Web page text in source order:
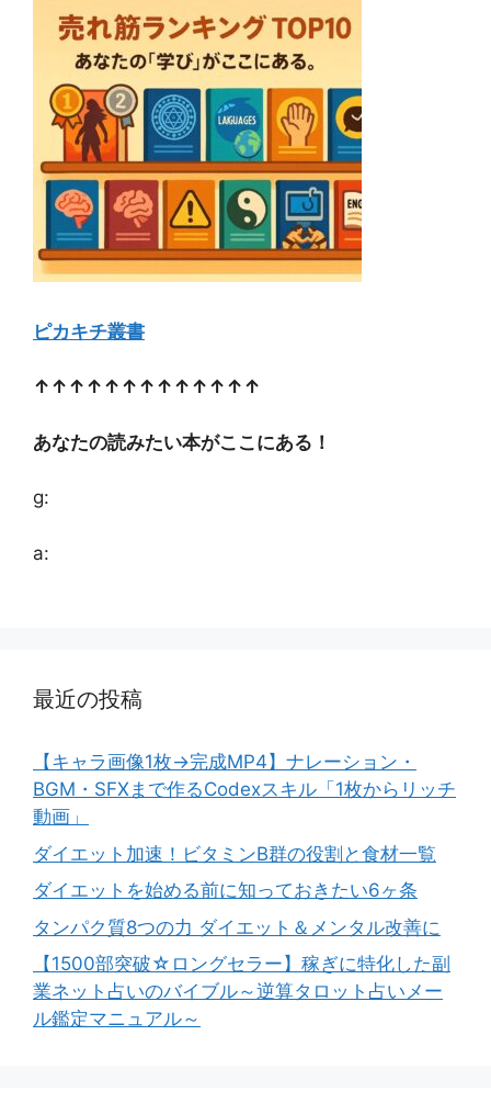
ピカキチ叢書
↑↑↑↑↑↑↑↑↑↑↑↑↑
あなたの読みたい本がここにある！
g:
a:
最近の投稿
【キャラ画像1枚→完成MP4】ナレーション・
BGM・SFXまで作るCodexスキル「1枚からリッチ
動画」
ダイエット加速！ビタミンB群の役割と食材一覧
ダイエットを始める前に知っておきたい6ヶ条
タンパク質8つの力 ダイエット＆メンタル改善に
【1500部突破☆ロングセラー】稼ぎに特化した副
業ネット占いのバイブル～逆算タロット占いメー
ル鑑定マニュアル～